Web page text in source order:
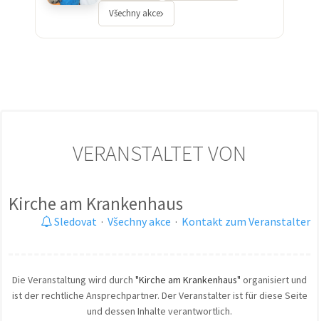
Všechny akce
VERANSTALTET VON
Kirche am Krankenhaus
Sledovat · Všechny akce · Kontakt zum Veranstalter
Die Veranstaltung wird durch "Kirche am Krankenhaus" organisiert und
ist der rechtliche Ansprechpartner. Der Veranstalter ist für diese Seite
und dessen Inhalte verantwortlich.